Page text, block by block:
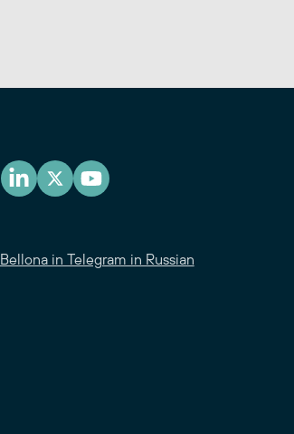
Bellona in Telegram in Russian